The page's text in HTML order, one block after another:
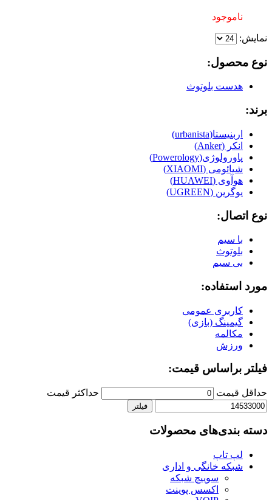
ناموجود
نمایش:
نوع محصول:
هدست بلوتوث
برند:
اربنیستا(urbanista)
انکر (Anker)
پاورولوژی(Powerology)
شیائومی (XIAOMI)
هوآوی (HUAWEI)
یوگرین (UGREEN)
نوع اتصال:
با سیم
بلوتوث
بی سیم
مورد استفاده:
کاربری عمومی
گیمینگ (بازی)
مکالمه
ورزش
فیلتر براساس قیمت:
حداقل قیمت حداكثر قيمت
فیلتر
دسته بندی‌های محصولات
لپ تاپ
شبکه خانگی و اداری
سوییچ شبکه
اکسس پوینت